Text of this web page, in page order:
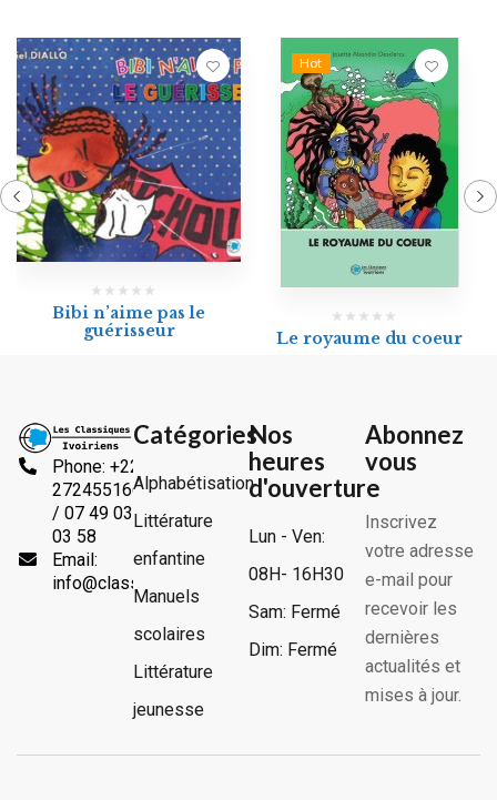
Bibi n’aime pas le
guérisseur
Hot
Le royaume du coeur
Phone: +225
2724551666
/ 07 49 03
03 58
Email:
info@classiquesivoiriens.com
Catégories
Alphabétisation
Littérature
enfantine
Manuels
scolaires
Littérature
jeunesse
Nos
heures
d'ouverture
Lun - Ven:
08H- 16H30
Sam: Fermé
Dim: Fermé
Abonnez
vous
Inscrivez
votre adresse
e-mail pour
recevoir les
dernières
actualités et
mises à jour.